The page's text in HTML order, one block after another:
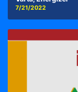
7/21/2022